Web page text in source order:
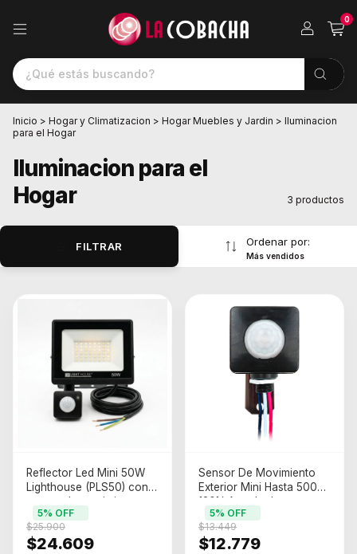
0
Inicio > Hogar y Climatizacion > Hogar Muebles y Jardin > Iluminacion
para el Hogar
Iluminacion para el
Hogar
3 productos
FILTRAR Ordenar por:
Más vendidos
Reflector Led Mini 50W
Lighthouse (PLS50) con
sensor de movimiento
$24.609
$25.900
5% OFF
Sensor De Movimiento
Exterior Mini Hasta 500w
120¼ Apto Led
$12.779
$13.449
5% OFF